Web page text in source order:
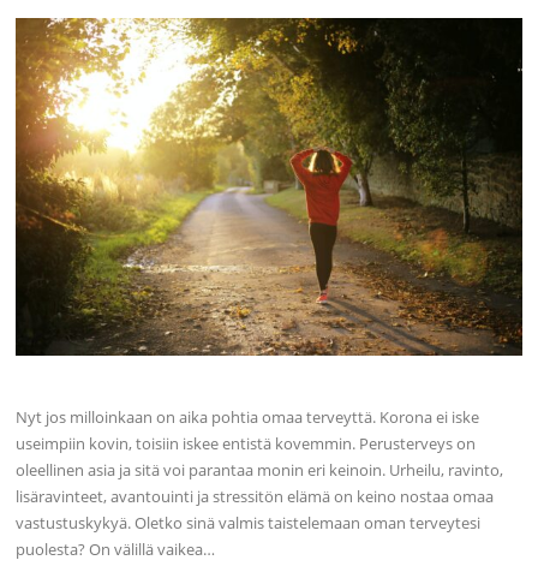
Nyt jos milloinkaan on aika pohtia omaa terveyttä. Korona ei iske
useimpiin kovin, toisiin iskee entistä kovemmin. Perusterveys on
oleellinen asia ja sitä voi parantaa monin eri keinoin. Urheilu, ravinto,
lisäravinteet, avantouinti ja stressitön elämä on keino nostaa omaa
vastustuskykyä. Oletko sinä valmis taistelemaan oman terveytesi
puolesta? On välillä vaikea…